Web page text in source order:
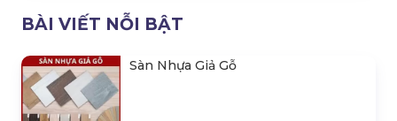
BÀI VIẾT NỖI BẬT
Sàn Nhựa Giả Gỗ